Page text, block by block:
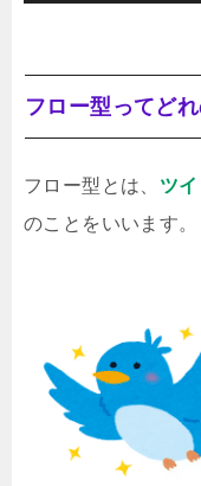
フロー型ってど
フロー型とは、 ツ
のことをいいます。